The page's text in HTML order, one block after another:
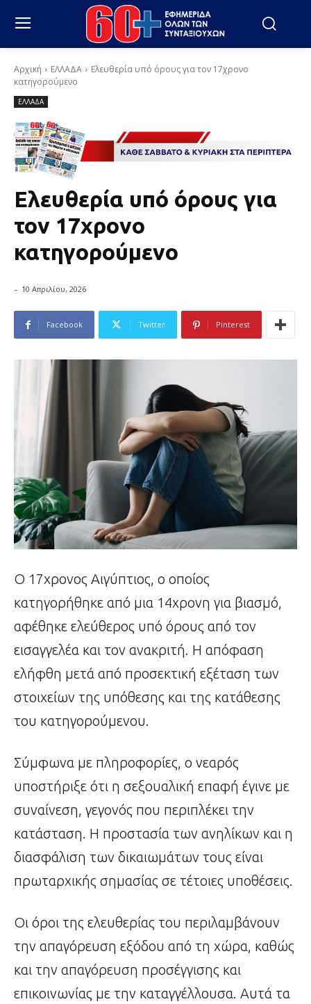
Αρχική ΕΛΛΑΔΑ
Ελευθερία υπό όρους για τον 17χρονο
κατηγορούμενο
ΕΛΛΑΔΑ
Ελευθερία υπό όρους για
τον 17χρονο
κατηγορούμενο
- 10 Απριλίου, 2026
Facebook Twitter Pinterest
Ο 17χρονος Αιγύπτιος, ο οποίος
κατηγορήθηκε από μια 14χρονη για βιασμό,
αφέθηκε ελεύθερος υπό όρους από τον
εισαγγελέα και τον ανακριτή. Η απόφαση
ελήφθη μετά από προσεκτική εξέταση των
στοιχείων της υπόθεσης και της κατάθεσης
του κατηγορούμενου.
Σύμφωνα με πληροφορίες, ο νεαρός
υποστήριξε ότι η σεξουαλική επαφή έγινε με
συναίνεση, γεγονός που περιπλέκει την
κατάσταση. Η προστασία των ανηλίκων και η
διασφάλιση των δικαιωμάτων τους είναι
πρωταρχικής σημασίας σε τέτοιες υποθέσεις.
Οι όροι της ελευθερίας του περιλαμβάνουν
την απαγόρευση εξόδου από τη χώρα, καθώς
και την απαγόρευση προσέγγισης και
επικοινωνίας με την καταγγέλλουσα. Αυτά τα